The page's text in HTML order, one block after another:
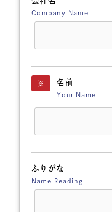
Company Name
※ 名前
Your Name
ふりがな
Name Reading